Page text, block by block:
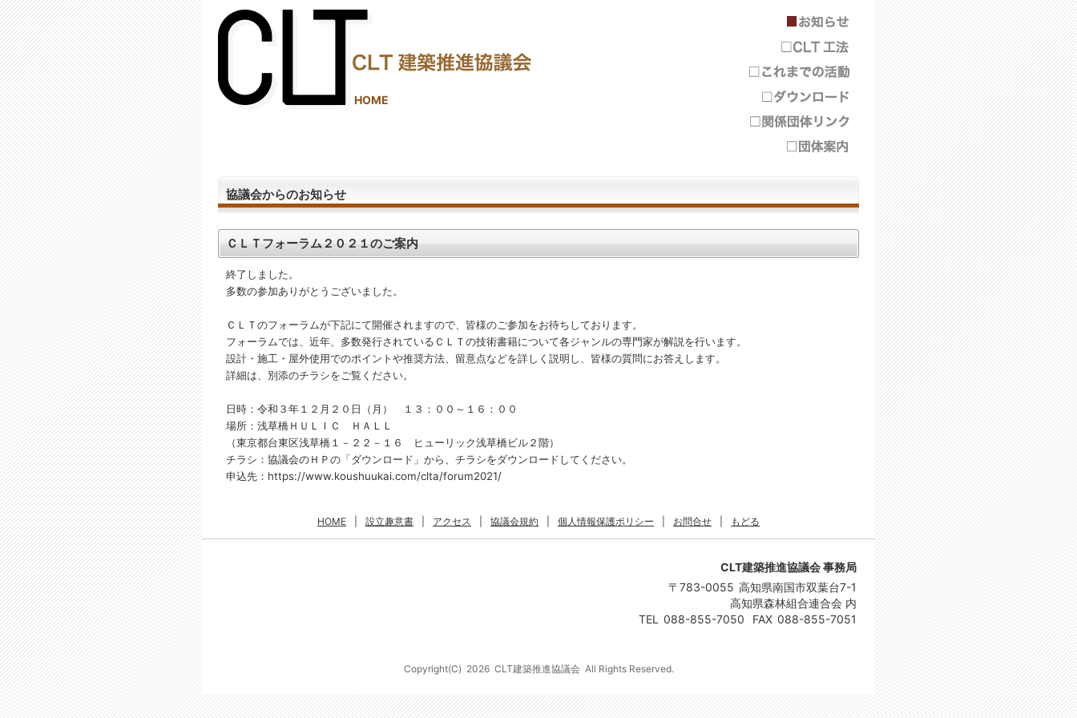
HOME
協議会からのお知らせ
ＣＬＴフォーラム２０２１のご案内
終了しました。
多数の参加ありがとうございました。
ＣＬＴのフォーラムが下記にて開催されますので、皆様のご参加をお待ちしております。
フォーラムでは、近年、多数発行されているＣＬＴの技術書籍について各ジャンルの専門家が解説を行います。
設計・施工・屋外使用でのポイントや推奨方法、留意点などを詳しく説明し、皆様の質問にお答えします。
詳細は、別添のチラシをご覧ください。
日時：令和３年１２月２０日（月） １３：００～１６：００
場所：浅草橋ＨＵＬＩＣ ＨＡＬＬ
（東京都台東区浅草橋１－２２－１６ ヒューリック浅草橋ビル２階）
チラシ：協議会のＨＰの「ダウンロード」から、チラシをダウンロードしてください。
申込先：https://www.koushuukai.com/clta/forum2021/
HOME 設立趣意書 アクセス 協議会規約 個人情報保護ポリシー お問合せ もどる
CLT建築推進協議会 事務局
〒783-0055 高知県南国市双葉台7-1
高知県森林組合連合会 内
TEL
088-855-7050 FAX 088-855-7051
Copyright(C) 2026 CLT建築推進協議会 All Rights Reserved.